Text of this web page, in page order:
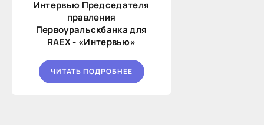
Интервью Председателя
правления
Первоуральскбанка для
RAEX - «Интервью»
ЧИТАТЬ ПОДРОБНЕЕ